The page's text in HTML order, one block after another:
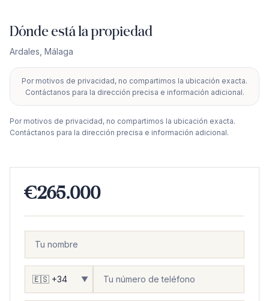
Dónde está la propiedad
Ardales Málaga
+
−
Por motivos de privacidad, no compartimos la ubicación exacta.
Contáctanos para la dirección precisa e información adicional.
Por motivos de privacidad, no compartimos la ubicación exacta.
Contáctanos para la dirección precisa e información adicional.
€265.000
▼